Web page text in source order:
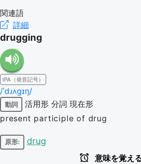
関連語
詳細
drugging
IPA（発音記号）
/ˈdɹʌɡɪŋ/
動詞 活用形 分詞 現在形
present participle of drug
原形: drug
意味を覚え